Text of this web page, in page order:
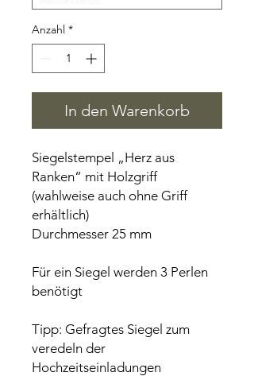
Anzahl *
In den Warenkorb
Siegelstempel „Herz aus
Ranken“ mit Holzgriff
(wahlweise auch ohne Griff
erhältlich)
Durchmesser 25 mm
Für ein Siegel werden 3 Perlen
benötigt
Tipp: Gefragtes Siegel zum
veredeln der
Hochzeitseinladungen